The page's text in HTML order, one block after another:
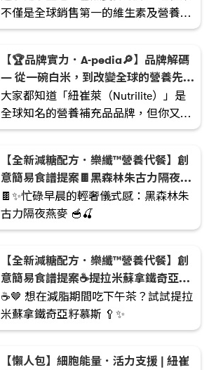
不僅是全球銷售第一的維生素及營養補
充品品牌，更在營養領域深耕超過90
【🏆品牌實力．A-pedia🔎】品牌解碼
— 從一碗白米，到改變全球的營養先驅
🌾✨
大家都知道「紐崔萊（Nutrilite）」是
全球知名的營養補充品品牌，但你又知
不知道，這個引領健康潮流的品牌，靈
🍚？ 今天就帶大家坐上時光機，回到
1920 年代，揭開這段改變無數人健康的
故事。
【全新減糖配方．樂纖™營養代餐】創
意簡易食譜提案🍫黑森林朱古力隔夜燕
麥🍒
🍫✨忙碌早晨的輕奢儀式感：黑森林朱
古力隔夜燕麥 🥣🍒
【全新減糖配方．樂纖™營養代餐】創
意簡易食譜提案☕️提拉米蘇拿鐵奇亞籽
慕斯🤎
☕️🤎 想在減脂期間吃下午茶？試試提拉
米蘇拿鐵奇亞籽慕斯 🥄✨
【懶人包】細胞能量．活力支援 | 紐崔